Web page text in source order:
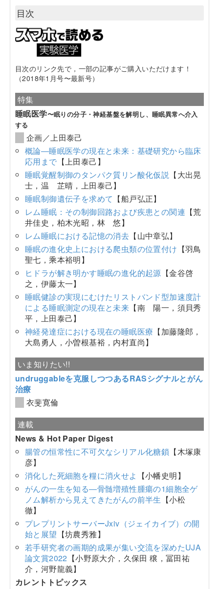
目次
目次のリンク先で，一部の記事がご購入いただけます！
（2018年1月号〜最新号）
特集
睡眠医学〜眠りの分子・神経基盤を解明し、睡眠異常へ介入
する
企画／上田泰己
概論―睡眠医学の現在と未来：基礎研究から臨床
応用まで 【上田泰己】
睡眠覚醒制御のタンパク質リン酸化仮説 【大出晃
士，温 芷晴，上田泰己】
睡眠制御遺伝子を求めて 【船戸弘正】
レム睡眠：その制御回路および疾患との関連 【荒
井佳史，柏木光昭，林 悠】
レム睡眠における記憶の消去 【山中章弘】
睡眠の進化史上における爬虫類の位置付け 【羽鳥
聖七，乘本裕明】
ヒドラが解き明かす睡眠の進化的起源 【金谷啓
之，伊藤太一】
睡眠健診の実現にむけたリストバンド型加速度計
による睡眠測定の現在と未来 【南 陽一，須貝秀
平，上田泰己】
神経発達症における現在の睡眠医療 【加藤隆郎，
大島勇人，小曽根基裕，内村直尚】
いま知りたい!!
undruggableを克服しつつあるRASシグナルとがん
治療
衣斐寛倫
連載
News & Hot Paper Digest
腸管の恒常性に不可欠なシリアル化糖鎖 【木塚康
彦】
消化した死細胞を糧に消火せよ
【小幡史明】
がんの一生を知る―骨髄増殖性腫瘍の1細胞全ゲ
ノム解析から見えてきたがんの前半生 【小松
徹】
プレプリントサーバーJxiv（ジェイカイブ）の開
始と展望 【坊農秀雅】
若手研究者の画期的成果が集い交流を深めたUJA
論文賞2022 【小野原大介，久保田 穣，冨田祐
介，河野龍義】
カレントトピックス